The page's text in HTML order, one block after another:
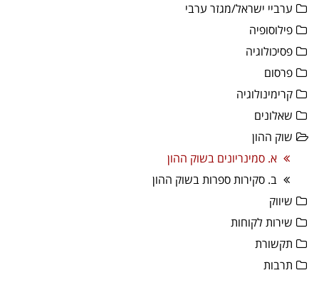
ערביי ישראל/מגזר ערבי
פילוסופיה
פסיכולוגיה
פרסום
קרימינולוגיה
שאלונים
שוק ההון
א. סמינריונים בשוק ההון
ב. סקירות ספרות בשוק ההון
שיווק
שירות לקוחות
תקשורת
תרבות